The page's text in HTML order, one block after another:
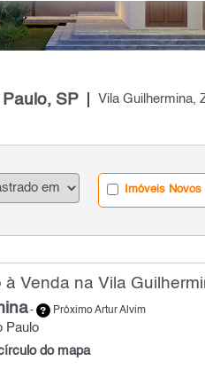
SP Vila Guilhermina,
Imóveis Novos
à Venda na Vila
- Próximo Artur Alvim
Paulo
do mapa